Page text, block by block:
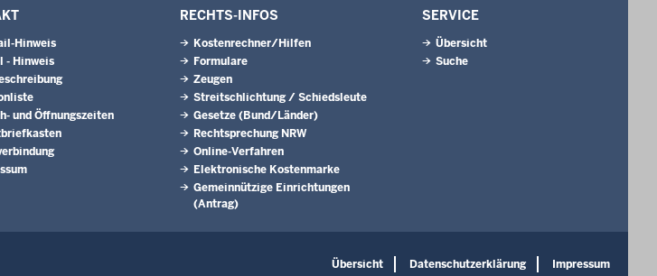
Hinweis
- Hinweis
und Öffnungszeiten
RECHTS-INFOS
Kostenrechner/Hilfen
Formulare
Zeugen
Streitschlichtung / Schiedsleute
Gesetze (Bund/Länder)
Rechtsprechung NRW
Online-Verfahren
Elektronische Kostenmarke
Gemeinnützige Einrichtungen
(Antrag)
SERVICE
Übersicht
Suche
Übersicht Datenschutzerklärung Impressum